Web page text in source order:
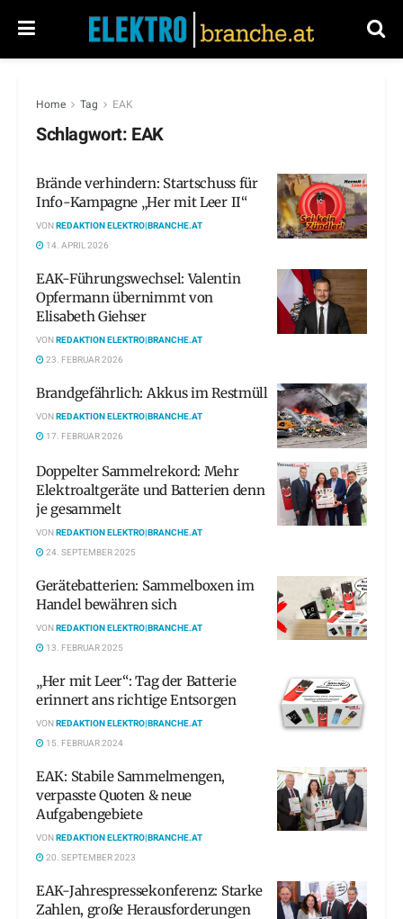
Home Tag EAK
Schlagwort: EAK
Brände verhindern: Startschuss für
Info-Kampagne „Her mit Leer II“
VONREDAKTION ELEKTRO|BRANCHE.AT
14. APRIL 2026
EAK-Führungswechsel: Valentin
Opfermann übernimmt von
Elisabeth Giehser
VONREDAKTION ELEKTRO|BRANCHE.AT
23. FEBRUAR 2026
Brandgefährlich: Akkus im Restmüll
VONREDAKTION ELEKTRO|BRANCHE.AT
17. FEBRUAR 2026
Doppelter Sammelrekord: Mehr
Elektroaltgeräte und Batterien denn
je gesammelt
VONREDAKTION ELEKTRO|BRANCHE.AT
24. SEPTEMBER 2025
Gerätebatterien: Sammelboxen im
Handel bewähren sich
VONREDAKTION ELEKTRO|BRANCHE.AT
13. FEBRUAR 2025
„Her mit Leer“: Tag der Batterie
erinnert ans richtige Entsorgen
VONREDAKTION ELEKTRO|BRANCHE.AT
15. FEBRUAR 2024
EAK: Stabile Sammelmengen,
verpasste Quoten & neue
Aufgabengebiete
VONREDAKTION ELEKTRO|BRANCHE.AT
20. SEPTEMBER 2023
EAK-Jahrespressekonferenz: Starke
Zahlen, große Herausforderungen